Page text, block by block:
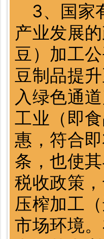
3、国家
产业发展
豆）加工
豆制品提
入绿色通
工业（即
惠，符合
条，也使
税收政策
压榨加工
市场环境